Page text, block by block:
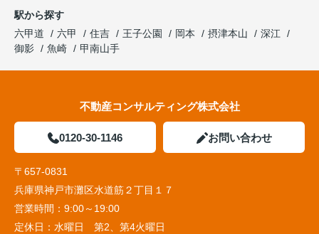
駅から探す
六甲道
六甲 住吉 王子公園 岡本 摂津本山
深江
御影
魚崎 甲南山手
不動産コンサルティング株式会社
0120-30-1146 お問い合わせ
〒657-0831
兵庫県神戸市灘区水道筋２丁目１７
営業時間： 9:00～19:00
定休日： 水曜日 第2、第4火曜日